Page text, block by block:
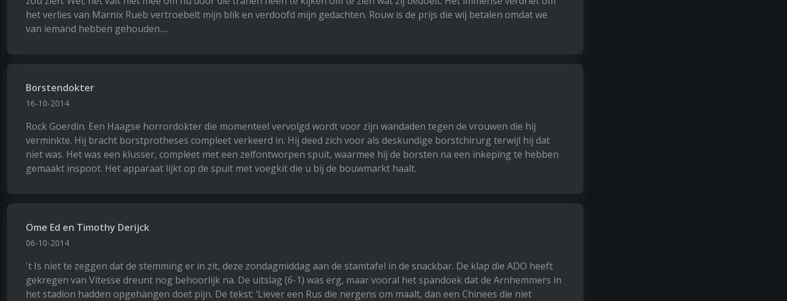
het verlies van Marnix Rueb vertroebelt mijn blik en verdoofd mijn gedachten. Rouw is de prijs die wij betalen omdat we
van iemand hebben gehouden.....
Borstendokter
16-10-2014
Rock Goerdin. Een Haagse horrordokter die momenteel vervolgd wordt voor zijn wandaden tegen de vrouwen die hij
verminkte. Hij bracht borstprotheses compleet verkeerd in. Hij deed zich voor als deskundige borstchirurg terwijl hij dat
niet was. Het was een klusser, compleet met een zelfontworpen spuit, waarmee hij de borsten na een inkeping te hebben
gemaakt inspoot. Het apparaat lijkt op de spuit met voegkit die u bij de bouwmarkt haalt.
Ome Ed en Timothy Derijck
06-10-2014
't Is niet te zeggen dat de stemming er in zit, deze zondagmiddag aan de stamtafel in de snackbar. De klap die ADO heeft
gekregen van Vitesse dreunt nog behoorlijk na. De uitslag (6-1) was erg, maar vooral het spandoek dat de Arnhemmers in
het stadion hadden opgehangen doet pijn. De tekst: ‘Liever een Rus die nergens om maalt, dan een Chinees die niet